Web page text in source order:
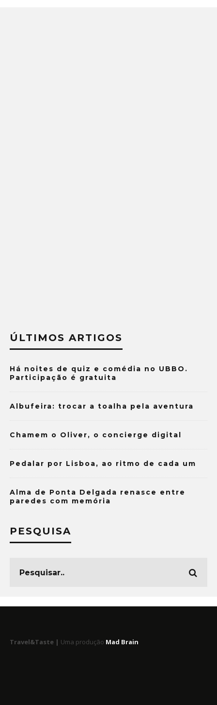
ÚLTIMOS ARTIGOS
Há noites de quiz e comédia no UBBO.
Participação é gratuita
Albufeira: trocar a toalha pela aventura
Chamem o Oliver, o concierge digital
Pedalar por Lisboa, ao ritmo de cada um
Alma de Ponta Delgada renasce entre
paredes com memória
PESQUISA
Travel&Taste | Uma produção Mad Brain